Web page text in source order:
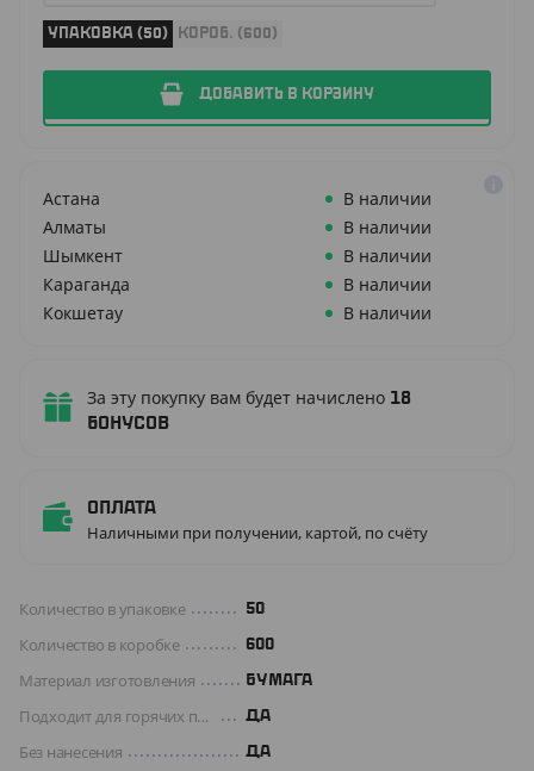
УПАКОВКА (50) КОРОБ. (600)
ДОБАВИТЬ В КОРЗИНУ
Астана
В наличии
Алматы
В наличии
Шымкент
В наличии
Караганда
В наличии
Кокшетау
В наличии
За эту покупку вам будет начислено 18
бонусов
Оплата
Наличными при получении, картой, по счёту
Количество в упаковке 50
Количество в коробке 600
Материал изготовления БУМАГА
Подходит для горячих продуктов ДА
Без нанесения ДА